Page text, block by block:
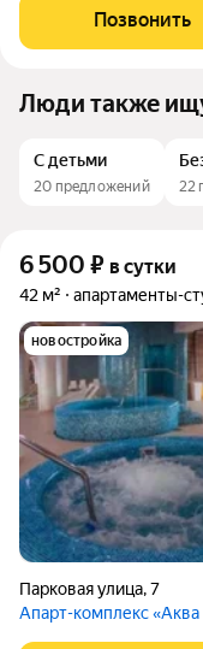
свой выход в парк, 5
центр, бассейны под
Позвонить
Люди также
С детьми
20 предложений 22
6 500 ₽ в сутки
42 м² апартаменты-
новостройка
Парковая улица,7
Апарт-комплекс «Аква